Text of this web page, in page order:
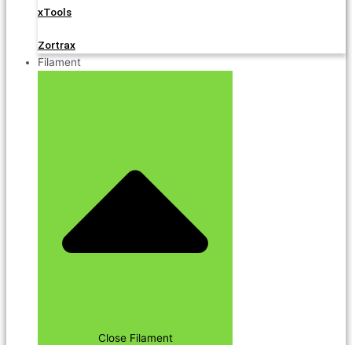
xTools
Zortrax
Filament
Close Filament